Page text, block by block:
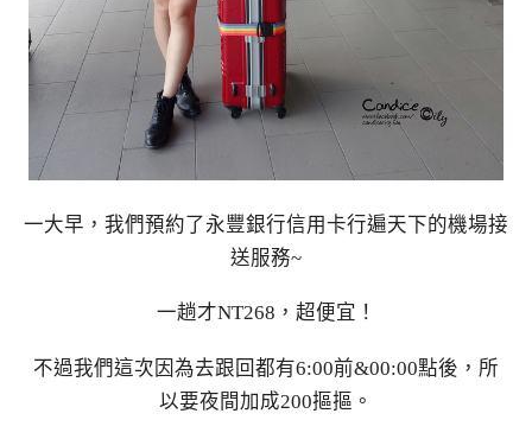
一大早，我們預約了永豐銀行信用卡行遍天下的機場接
送服務~
一趟才NT268，超便宜！
不過我們這次因為去跟回都有6:00前&00:00點後，所
以要夜間加成200摳摳。